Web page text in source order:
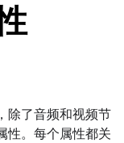
除了音频和视频节
性。每个属性都关